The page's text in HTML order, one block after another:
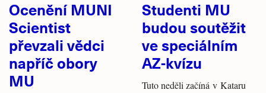
Ocenění MUNI
Scientist
převzali vědci
napříč obory
MU
Studenti MU
budou soutěžit
ve speciálním
AZ-kvízu
Tuto neděli začíná v Kataru